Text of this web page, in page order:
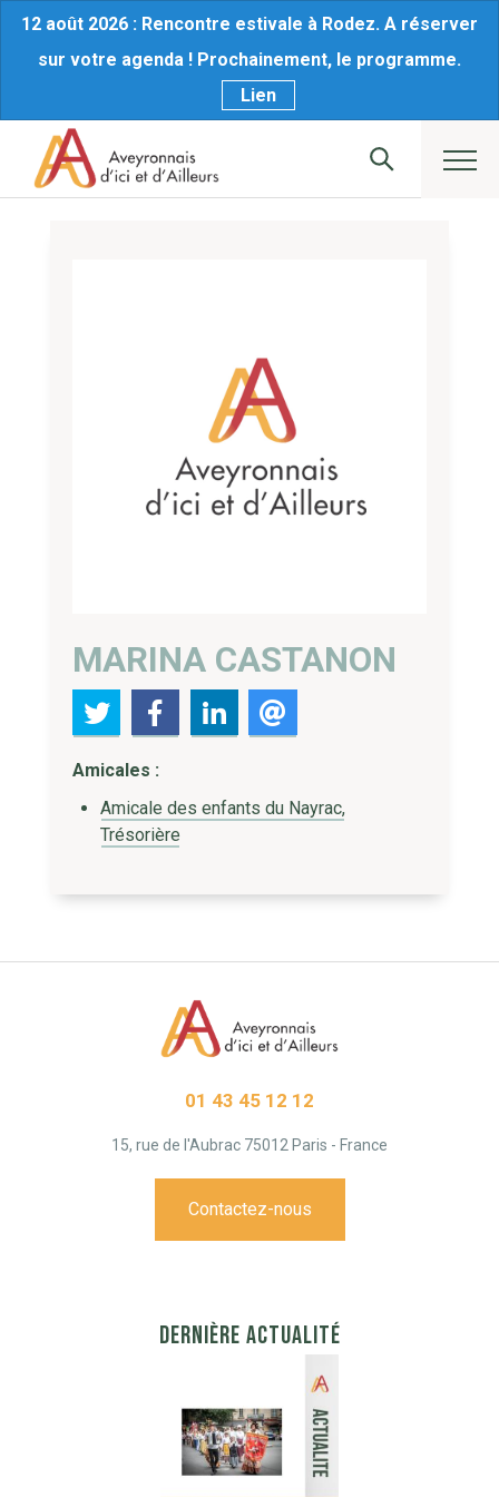
12 août 2026 : Rencontre estivale à Rodez. A réserver
sur votre agenda ! Prochainement, le programme.
Lien
MARINA CASTANON
Amicales :
Amicale des enfants du Nayrac,
Trésorière
01 43 45 12 12
15, rue de l'Aubrac 75012 Paris - France
Contactez-nous
DERNIÈRE ACTUALITÉ